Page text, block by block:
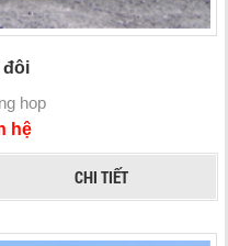
đôi
hop
hệ
CHI TIẾT